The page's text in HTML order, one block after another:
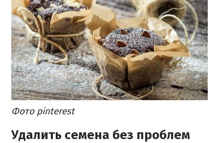
Фото pinterest
Удалить семена без проблем